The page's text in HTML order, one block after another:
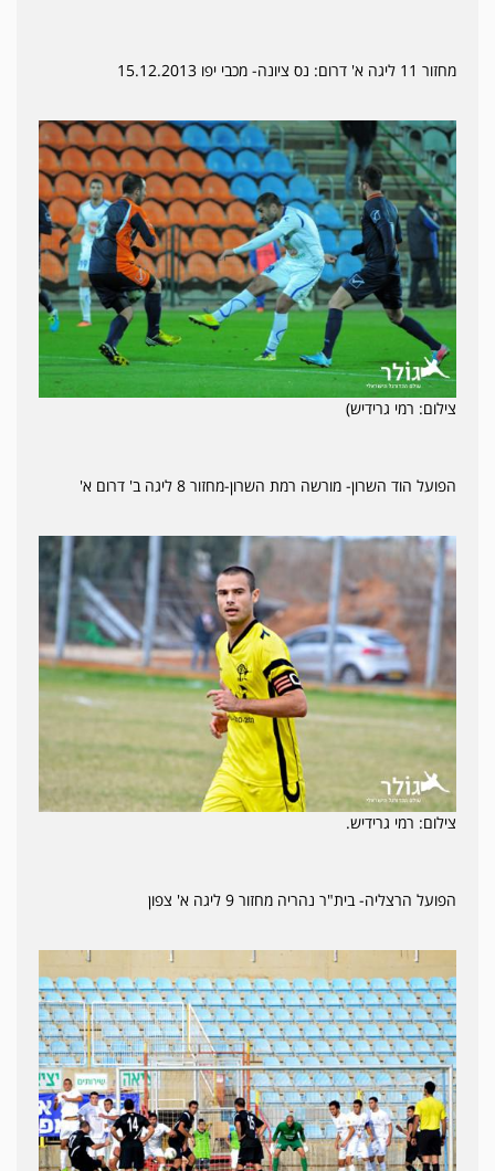
מחזור 11 ליגה א' דרום: נס ציונה- מכבי יפו 15.12.2013
צילום: רמי גרידיש)
הפועל הוד השרון- מורשה רמת השרון-מחזור 8 ליגה ב' דרום א'
צילום: רמי גרידיש.
הפועל הרצליה- בית"ר נהריה מחזור 9 ליגה א' צפון